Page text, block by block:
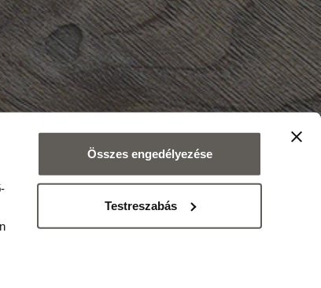
Összes engedélyezése
Testreszabás
Abaúj-